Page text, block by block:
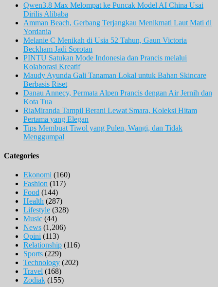
Qwen3.8 Max Melompat ke Puncak Model AI China Usai
Dirilis Alibaba
Amman Beach, Gerbang Terjangkau Menikmati Laut Mati di
Yordania
Melanie C Menikah di Usia 52 Tahun, Gaun Victoria
Beckham Jadi Sorotan
PINTU Satukan Mode Indonesia dan Prancis melalui
Kolaborasi Kreatif
Maudy Ayunda Gali Tanaman Lokal untuk Bahan Skincare
Berbasis Riset
Danau Annecy, Permata Alpen Prancis dengan Air Jernih dan
Kota Tua
RiaMiranda Tampil Berani Lewat Smara, Koleksi Hitam
Pertama yang Elegan
Tips Membuat Tiwol yang Pulen, Wangi, dan Tidak
Menggumpal
Categories
Ekonomi (160)
Fashion (117)
Food (144)
Health (287)
Lifestyle (328)
Music (44)
News (1,206)
Opini (113)
Relationship (116)
Sports (229)
Technology (202)
Travel (168)
Zodiak (155)